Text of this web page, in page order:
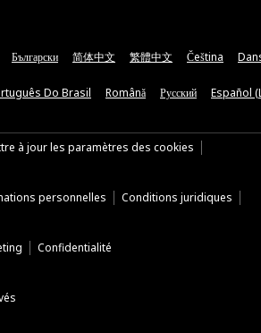
Български 简体中文 繁體中文 Čeština
Do Brasil Română Русский Español
à jour les paramètres des cookies
personnelles Conditions juridiques
Confidentialité